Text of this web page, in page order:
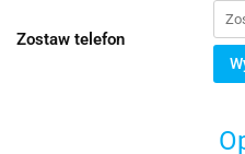
Zostaw telefon